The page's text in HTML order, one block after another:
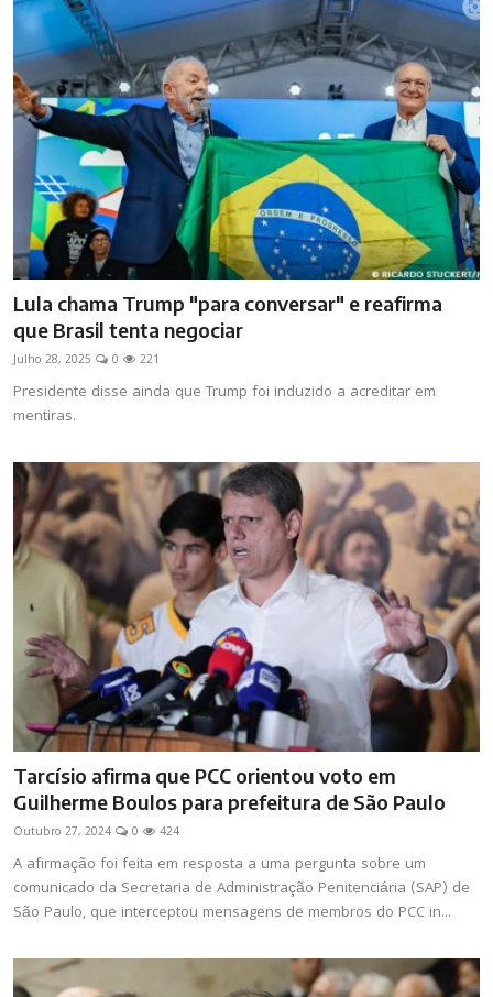
Lula chama Trump "para conversar" e reafirma
que Brasil tenta negociar
Julho 28, 2025 0 221
Presidente disse ainda que Trump foi induzido a acreditar em
mentiras.
Tarcísio afirma que PCC orientou voto em
Guilherme Boulos para prefeitura de São Paulo
Outubro 27, 2024 0 424
A afirmação foi feita em resposta a uma pergunta sobre um
comunicado da Secretaria de Administração Penitenciária (SAP) de
São Paulo, que interceptou mensagens de membros do PCC in...